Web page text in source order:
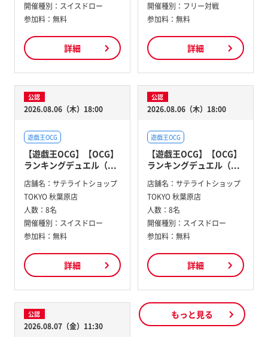
開催種別： スイスドロー
参加料： 無料
詳細
開催種別： フリー対戦
参加料： 無料
詳細
公認
2026.08.06（木）18:00
遊戯王OCG
【遊戯王OCG】【OCG】
ランキングデュエル（...
店舗名： サテライトショップ
TOKYO 秋葉原店
人数： 8名
開催種別： スイスドロー
参加料： 無料
詳細
公認
2026.08.06（木）18:00
遊戯王OCG
【遊戯王OCG】【OCG】
ランキングデュエル（...
店舗名： サテライトショップ
TOKYO 秋葉原店
人数： 8名
開催種別： スイスドロー
参加料： 無料
詳細
公認
2026.08.07（金）11:30
もっと見る